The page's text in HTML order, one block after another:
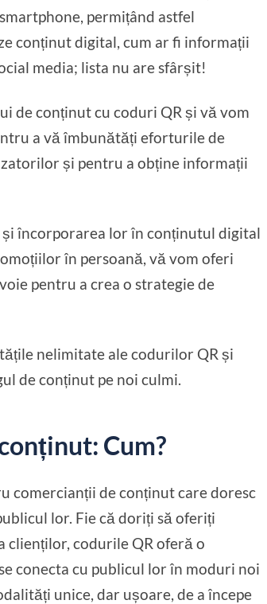
permițând astfel
conținut digital, cum ar fi informații
media; lista nu are sfârșit!
de conținut cu coduri QR și vă vom
a vă îmbunătăți eforturile de
și pentru a obține informații
încorporarea lor în conținutul digital
în persoană, vă vom oferi
pentru a crea o strategie de
nelimitate ale codurilor QR și
de conținut pe noi culmi.
Cum?
comercianții de conținut care doresc
lor. Fie că doriți să oferiți
clienților, codurile QR oferă o
conecta cu publicul lor în moduri noi
unice, dar ușoare, de a începe